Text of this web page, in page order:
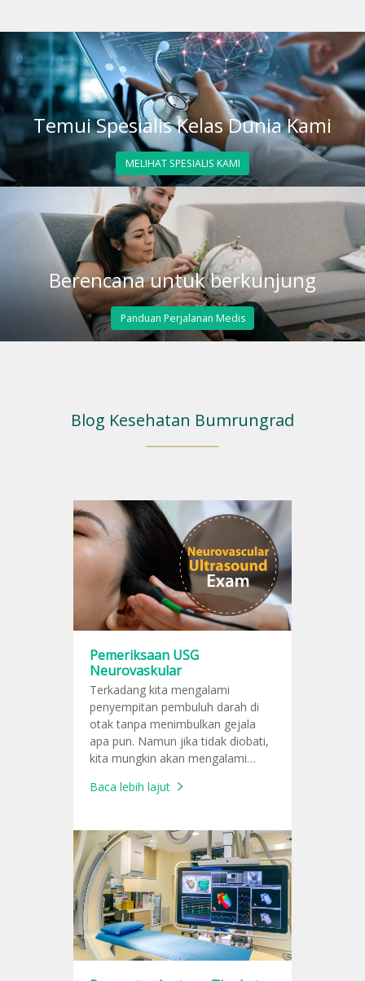
Temui Spesialis Kelas Dunia Kami
MELIHAT SPESIALIS KAMI
Berencana untuk berkunjung
Panduan Perjalanan Medis
Blog Kesehatan Bumrungrad
Pemeriksaan USG
Neurovaskular
Terkadang kita mengalami
penyempitan pembuluh darah di
otak tanpa menimbulkan gejala
apa pun. Namun jika tidak diobati,
kita mungkin akan mengalami
stroke di kemudian hari.
Baca lebih lajut